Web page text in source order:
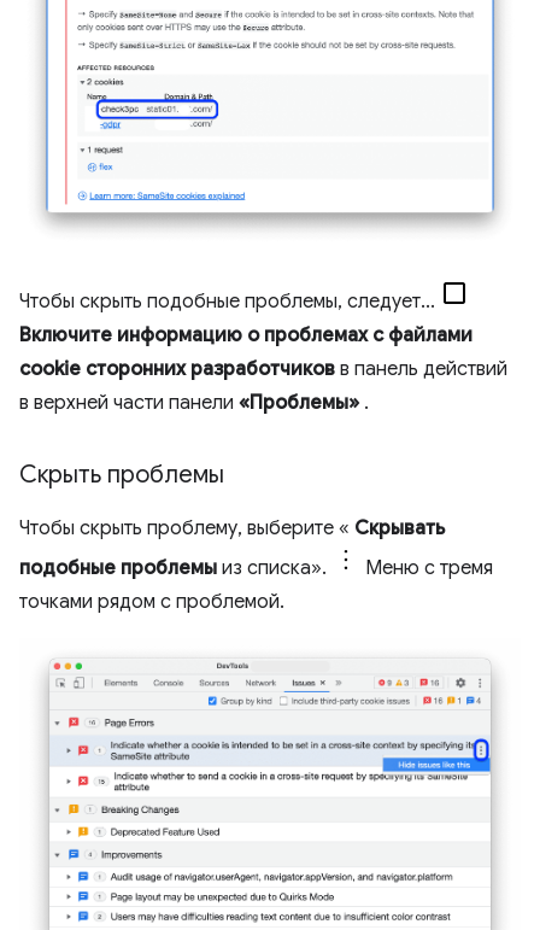
Чтобы скрыть подобные проблемы, следует...
Включите информацию о проблемах с файлами
cookie сторонних разработчиков в панель действий
в верхней части панели «Проблемы» .
Скрыть проблемы
Чтобы скрыть проблему, выберите « Скрывать
подобные проблемы из списка».
Меню с тремя
точками рядом с проблемой.